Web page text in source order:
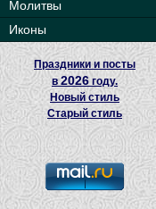
Молитвы
Иконы
Праздники и посты
в2026 году.
Новый стиль
Старый стиль